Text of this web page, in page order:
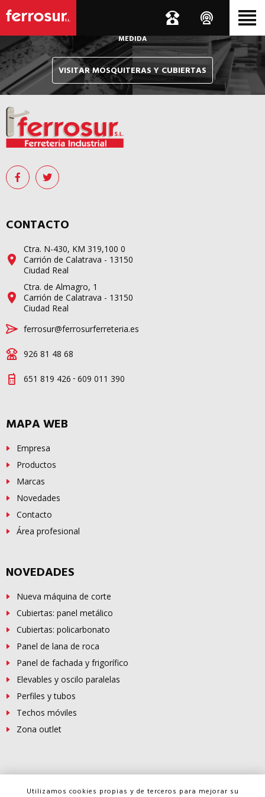
Le hacemos llegar, allí donde esté, y en tiempo récord,
sus pedidos de mosquiteras y sistemas de cubiertas confeccionados A
MEDIDA
VISITAR MOSQUITERAS Y CUBIERTAS
CONTACTO
Ctra. N-430, KM 319,100 0
Carrión de Calatrava - 13150
Ciudad Real
Ctra. de Almagro, 1
Carrión de Calatrava - 13150
Ciudad Real
ferrosur@ferrosurferreteria.es
926 81 48 68
651 819 426 - 609 011 390
MAPA WEB
Empresa
Productos
Marcas
Novedades
Contacto
Área profesional
NOVEDADES
Nueva máquina de corte
Cubiertas: panel metálico
Cubiertas: policarbonato
Panel de lana de roca
Panel de fachada y frigorífico
Elevables y oscilo paralelas
Perfiles y tubos
Techos móviles
Zona outlet
© Copyright - FERROSUR2026
Utilizamos cookies propias y de terceros para mejorar su